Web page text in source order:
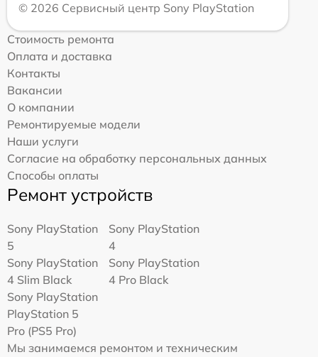
© 2026 Сервисный центр Sony PlayStation
Стоимость ремонта
Оплата и доставка
Контакты
Вакансии
О компании
Ремонтируемые модели
Наши услуги
Согласие на обработку персональных данных
Способы оплаты
Ремонт устройств
Sony PlayStation
5
Sony PlayStation
4
Sony PlayStation
4 Slim Black
Sony PlayStation
4 Pro Black
Sony PlayStation
PlayStation 5
Pro (PS5 Pro)
Мы занимаемся ремонтом и техническим